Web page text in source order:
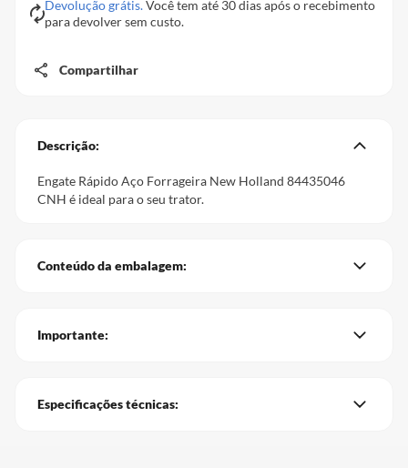
Devolução grátis.Você tem até 30 dias após o recebimento
para devolver sem custo.
Compartilhar
Descrição:
Engate Rápido Aço Forrageira New Holland 84435046
CNH é ideal para o seu trator.
Conteúdo da embalagem:
Importante:
Especificações técnicas: